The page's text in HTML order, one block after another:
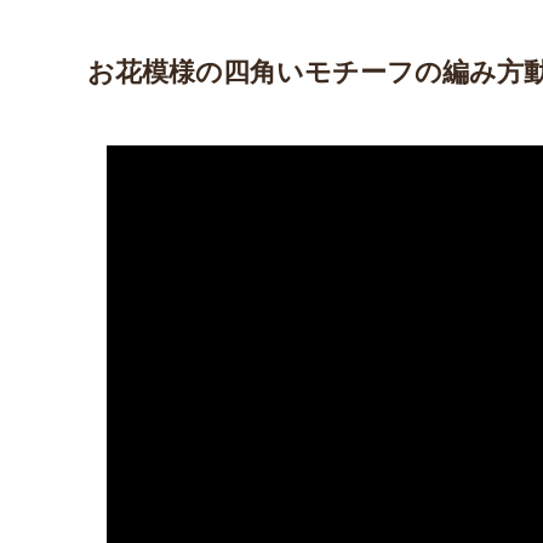
お花模様の四角いモチーフの編み方